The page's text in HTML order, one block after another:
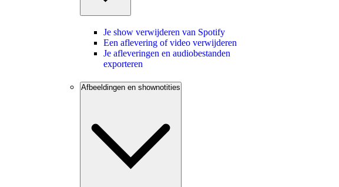
Je show verwijderen van Spotify
Een aflevering of video verwijderen
Je afleveringen en audiobestanden
exporteren
Afbeeldingen en shownotities